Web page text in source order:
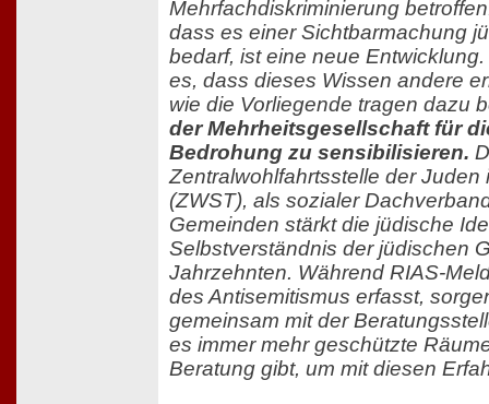
Mehrfachdiskriminierung
dass es einer Sichtbarmachung
bedarf, ist eine neue
es, dass dieses Wissen andere
wie die Vorliegende tragen dazu
der Mehrheitsgesellschaft für
Bedrohung zu sensibilisieren.
Zentralwohlfahrtsstelle der Juden
(ZWST), als sozialer
Gemeinden stärkt die jüdische
Selbstverständnis der jüdischen
Jahrzehnten. Während RIAS-
des Antisemitismus erfasst,
gemeinsam mit der
es immer mehr geschützte
Beratung gibt, um mit diesen